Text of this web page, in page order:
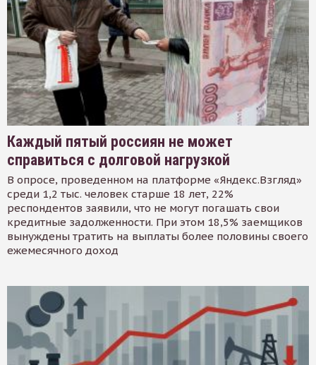
Каждый пятый россиян не может
справиться с долговой нагрузкой
В опросе, проведенном на платформе «Яндекс.Взгляд»
среди 1,2 тыс. человек старше 18 лет, 22%
респондентов заявили, что не могут погашать свои
кредитные задолженности. При этом 18,5% заемщиков
вынуждены тратить на выплаты более половины своего
ежемесячного доход